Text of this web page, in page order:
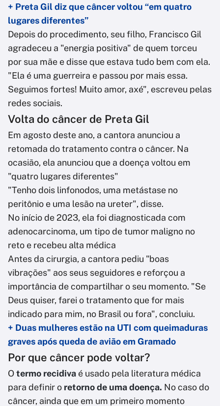
+ Preta Gil diz que câncer voltou “em quatro
lugares diferentes”
Depois do procedimento, seu filho, Francisco Gil
agradeceu a "energia positiva" de quem torceu
por sua mãe e disse que estava tudo bem com ela.
"Ela é uma guerreira e passou por mais essa.
Seguimos fortes! Muito amor, axé", escreveu pelas
redes sociais.
Volta do câncer de Preta Gil
Em agosto deste ano, a cantora anunciou a
retomada do tratamento contra o câncer. Na
ocasião, ela anunciou que a doença voltou em
"quatro lugares diferentes"
"Tenho dois linfonodos, uma metástase no
peritônio e uma lesão na ureter", disse.
No início de 2023, ela foi diagnosticada com
adenocarcinoma, um tipo de tumor maligno no
reto e recebeu alta médica
Antes da cirurgia, a cantora pediu "boas
vibrações" aos seus seguidores e reforçou a
importância de compartilhar o seu momento. "Se
Deus quiser, farei o tratamento que for mais
indicado para mim, no Brasil ou fora", concluiu.
+ Duas mulheres estão na UTI com queimaduras
graves após queda de avião em Gramado
Por que câncer pode voltar?
Otermo recidiva é usado pela literatura médica
para definir o retorno de uma doença. No caso do
câncer, ainda que em um primeiro momento